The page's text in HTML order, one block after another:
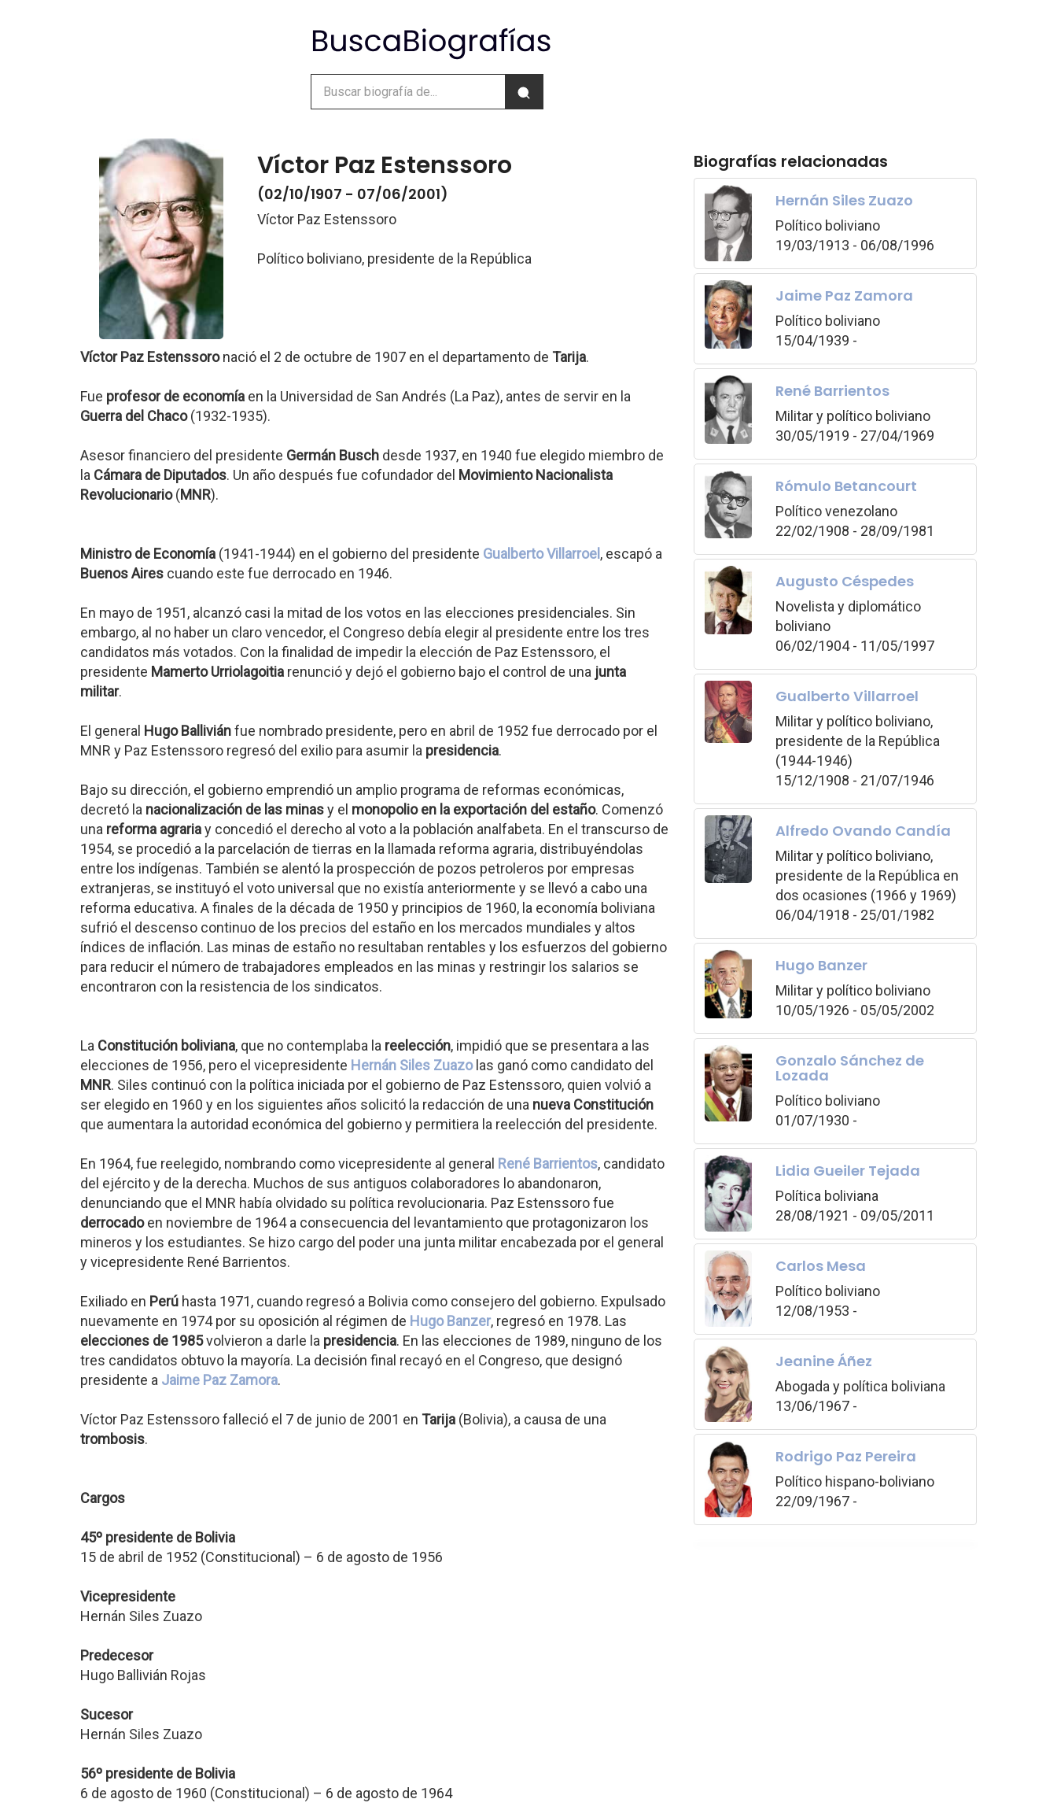
Víctor Paz Estenssoro
(02/10/1907 - 07/06/2001)
Víctor Paz Estenssoro
Político boliviano, presidente de la República
Víctor Paz Estenssoronació el 2 de octubre de 1907 en el departamento de Tarija.
Fue profesor de economía en la Universidad de San Andrés (La Paz), antes de servir en la
Guerra del Chaco(1932-1935).
Asesor financiero del presidente Germán Busch desde 1937, en 1940 fue elegido miembro de
la Cámara de Diputados. Un año después fue cofundador del Movimiento Nacionalista
Revolucionario(MNR).
Ministro de Economía (1941-1944) en el gobierno del presidente Gualberto Villarroel , escapó a
Buenos Aires cuando este fue derrocado en 1946.
En mayo de 1951, alcanzó casi la mitad de los votos en las elecciones presidenciales. Sin
embargo, al no haber un claro vencedor, el Congreso debía elegir al presidente entre los tres
candidatos más votados. Con la finalidad de impedir la elección de Paz Estenssoro, el
presidente Mamerto Urriolagoitia renunció y dejó el gobierno bajo el control de una junta
militar.
El general Hugo Balliviánfue nombrado presidente, pero en abril de 1952 fue derrocado por el
MNR y Paz Estenssoro regresó del exilio para asumir la presidencia.
Bajo su dirección, el gobierno emprendió un amplio programa de reformas económicas,
decretó la nacionalización de las minasy el monopolio en la exportación del estaño. Comenzó
una reforma agrariay concedió el derecho al voto a la población analfabeta. En el transcurso de
1954, se procedió a la parcelación de tierras en la llamada reforma agraria, distribuyéndolas
entre los indígenas. También se alentó la prospección de pozos petroleros por empresas
extranjeras, se instituyó el voto universal que no existía anteriormente y se llevó a cabo una
reforma educativa. A finales de la década de 1950 y principios de 1960, la economía boliviana
sufrió el descenso continuo de los precios del estaño en los mercados mundiales y altos
índices de inflación. Las minas de estaño no resultaban rentables y los esfuerzos del gobierno
para reducir el número de trabajadores empleados en las minas y restringir los salarios se
encontraron con la resistencia de los sindicatos.
La Constitución boliviana, que no contemplaba la reelección, impidió que se presentara a las
elecciones de 1956, pero el vicepresidente Hernán Siles Zuazolas ganó como candidato del
MNR. Siles continuó con la política iniciada por el gobierno de Paz Estenssoro, quien volvió a
ser elegido en 1960 y en los siguientes años solicitó la redacción de una nueva Constitución
que aumentara la autoridad económica del gobierno y permitiera la reelección del presidente.
En 1964, fue reelegido, nombrando como vicepresidente al general René Barrientos, candidato
del ejército y de la derecha. Muchos de sus antiguos colaboradores lo abandonaron,
denunciando que el MNR había olvidado su política revolucionaria. Paz Estenssoro fue
derrocadoen noviembre de 1964 a consecuencia del levantamiento que protagonizaron los
mineros y los estudiantes. Se hizo cargo del poder una junta militar encabezada por el general
y vicepresidente René Barrientos.
Exiliado en Perú hasta 1971, cuando regresó a Bolivia como consejero del gobierno. Expulsado
nuevamente en 1974 por su oposición al régimen de Hugo Banzer, regresó en 1978. Las
elecciones de 1985volvieron a darle la presidencia. En las elecciones de 1989, ninguno de los
tres candidatos obtuvo la mayoría. La decisión final recayó en el Congreso, que designó
presidente a Jaime Paz Zamora.
Víctor Paz Estenssoro falleció el 7 de junio de 2001 en Tarija (Bolivia), a causa de una
trombosis.
Cargos
45º presidente de Bolivia
15 de abril de 1952 (Constitucional) – 6 de agosto de 1956
Vicepresidente
Hernán Siles Zuazo
Predecesor
Hugo Ballivián Rojas
Sucesor
Hernán Siles Zuazo
56º presidente de Bolivia
6 de agosto de 1960 (Constitucional) – 6 de agosto de 1964
Biografías relacionadas
Hernán Siles Zuazo
Político boliviano
19/03/1913 - 06/08/1996
Jaime Paz Zamora
Político boliviano
15/04/1939 -
René Barrientos
Militar y político boliviano
30/05/1919 - 27/04/1969
Rómulo Betancourt
Político venezolano
22/02/1908 - 28/09/1981
Augusto Céspedes
Novelista y diplomático
boliviano
06/02/1904 - 11/05/1997
Gualberto Villarroel
Militar y político boliviano,
presidente de la República
(1944-1946)
15/12/1908 - 21/07/1946
Alfredo Ovando Candía
Militar y político boliviano,
presidente de la República en
dos ocasiones (1966 y 1969)
06/04/1918 - 25/01/1982
Hugo Banzer
Militar y político boliviano
10/05/1926 - 05/05/2002
Gonzalo Sánchez de
Lozada
Político boliviano
01/07/1930 -
Lidia Gueiler Tejada
Política boliviana
28/08/1921 - 09/05/2011
Carlos Mesa
Político boliviano
12/08/1953 -
Jeanine Áñez
Abogada y política boliviana
13/06/1967 -
Rodrigo Paz Pereira
Político hispano-boliviano
22/09/1967 -